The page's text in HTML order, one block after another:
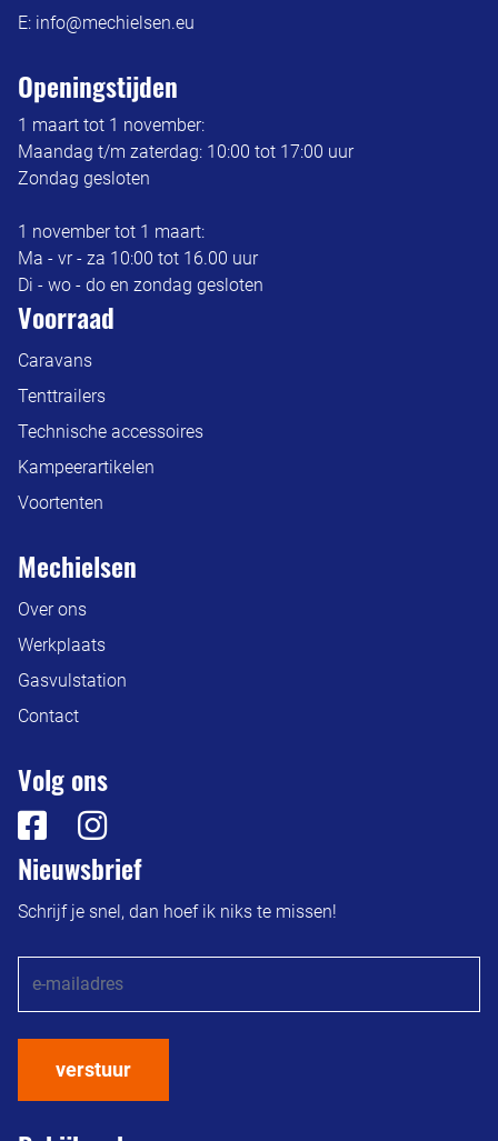
E: info@mechielsen.eu
Openingstijden
1 maart tot 1 november:
Maandag t/m zaterdag: 10:00 tot 17:00 uur
Zondag gesloten
1 november tot 1 maart:
Ma - vr - za 10:00 tot 16.00 uur
Di - wo - do en zondag gesloten
Voorraad
Caravans
Tenttrailers
Technische accessoires
Kampeerartikelen
Voortenten
Mechielsen
Over ons
Werkplaats
Gasvulstation
Contact
Volg ons
Nieuwsbrief
Schrijf je snel, dan hoef ik niks te missen!
verstuur